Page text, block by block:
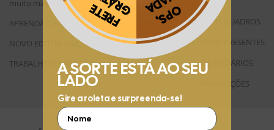
Obrigado por se cadastrar na
Aproveite e receba as novidades e ofertas exclusivas da?
muito mais!
Conheça mais >>
APRENDA A FAZER
NOVO EDITOR ONLINE
TRABALHE CONOSCO
FOTO QUADROS
FOTO PRESENTES
CALENDÁRIOS
PROMOÇÕES